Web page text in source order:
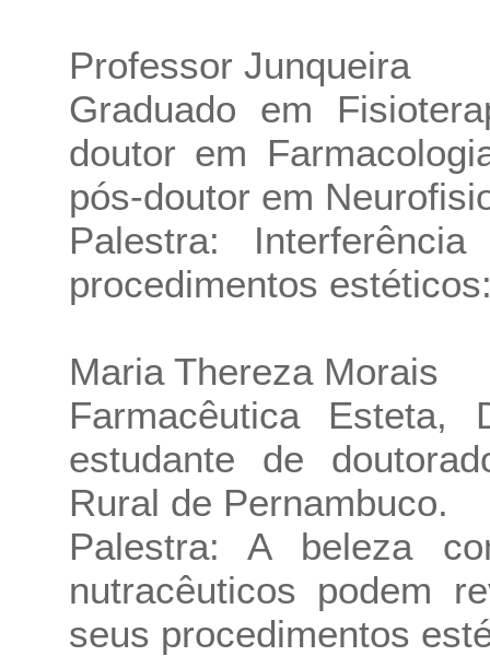
Professor Junqueira
Graduado em
doutor em
pós-doutor em
Palestra:
procedimentos
Maria Thereza Morais
Farmacêutica Esteta,
estudante de
Rural de Pernambuco.
Palestra: A beleza
nutracêuticos podem
seus procedimentos